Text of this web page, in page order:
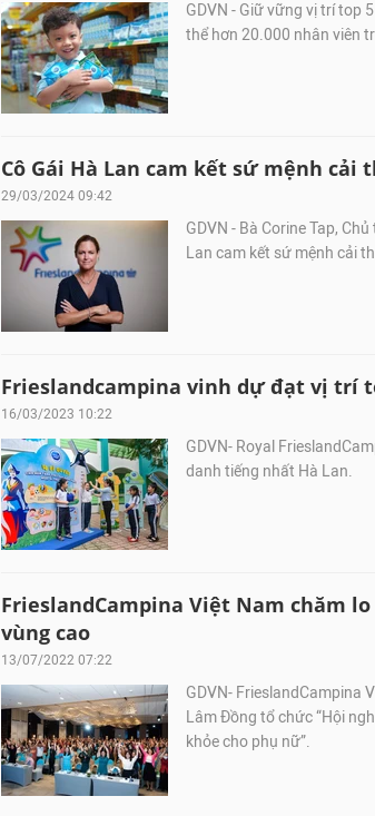
GDVN - Giữ vững vị trí top
thể hơn 20.000 nhân viên
Cô Gái Hà Lan cam kết sứ mệnh
29/03/2024 09:42
GDVN - Bà Corine Tap,
Lan cam kết sứ mệnh cải
Frieslandcampina vinh dự đạt vị trí
16/03/2023 10:22
GDVN- Royal
danh tiếng nhất Hà Lan.
FrieslandCampina Việt Nam chăm
vùng cao
13/07/2022 07:22
GDVN- FrieslandCampina
Lâm Đồng tổ chức “Hội
khỏe cho phụ nữ”.